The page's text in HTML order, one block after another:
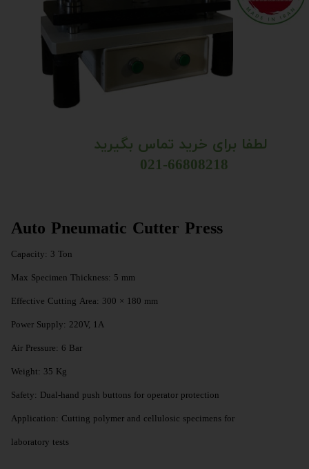
لطفا برای خرید تماس بگیرید
Auto Pneumatic Cutter Press
Capacity: 3 Ton
Max Specimen Thickness: 5 mm
Effective Cutting Area: 300 × 180 mm
Power Supply: 220V, 1A
Air Pressure: 6 Bar
Weight: 35 Kg
Safety: Dual-hand push buttons for operator protection
Application: Cutting polymer and cellulosic specimens for
laboratory tests